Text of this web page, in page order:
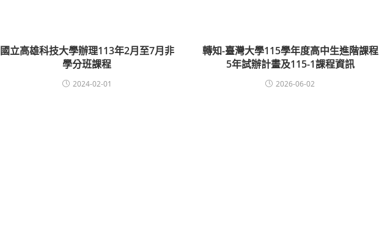
國立高雄科技大學辦理113年2月至7月非
學分班課程
2024-02-01
轉知-臺灣大學115學年度高中生進階課程
5年試辦計畫及115-1課程資訊
2026-06-02